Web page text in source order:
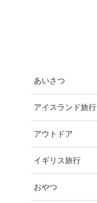
あいさつ
アイスランド旅行
アウトドア
イギリス旅行
おやつ